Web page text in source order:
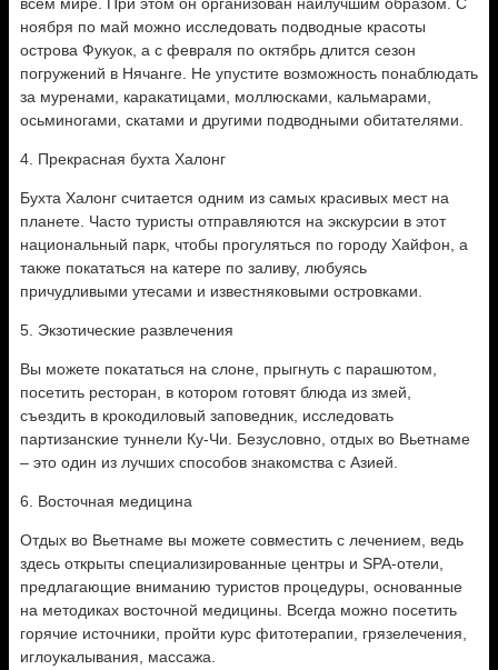
ноября по май можно исследовать подводные красоты
острова Фукуок, а с февраля по октябрь длится сезон
погружений в Нячанге. Не упустите возможность понаблюдать
за муренами, каракатицами, моллюсками, кальмарами,
осьминогами, скатами и другими подводными обитателями.
4. Прекрасная бухта Халонг
Бухта Халонг считается одним из самых красивых мест на
планете. Часто туристы отправляются на экскурсии в этот
национальный парк, чтобы прогуляться по городу Хайфон, а
также покататься на катере по заливу, любуясь
причудливыми утесами и известняковыми островками.
5. Экзотические развлечения
Вы можете покататься на слоне, прыгнуть с парашютом,
посетить ресторан, в котором готовят блюда из змей,
съездить в крокодиловый заповедник, исследовать
партизанские туннели Ку-Чи. Безусловно, отдых во Вьетнаме
– это один из лучших способов знакомства с Азией.
6. Восточная медицина
Отдых во Вьетнаме вы можете совместить с лечением, ведь
здесь открыты специализированные центры и SPA-отели,
предлагающие вниманию туристов процедуры, основанные
на методиках восточной медицины. Всегда можно посетить
горячие источники, пройти курс фитотерапии, грязелечения,
иглоукалывания, массажа.